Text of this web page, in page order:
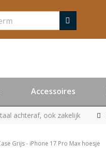
Accessoires
achteraf, ook zakelijk
Grijs - iPhone 17 Pro Max hoesje